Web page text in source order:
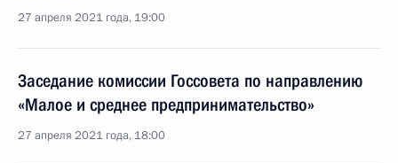
27 апреля 2021 года, 19:00
Заседание комиссии Госсовета по направлению
«Малое и среднее предпринимательство»
27 апреля 2021 года, 18:00